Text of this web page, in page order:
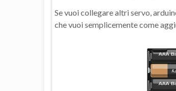
Se vuoi collegare altri servo,
che vuoi semplicemente come